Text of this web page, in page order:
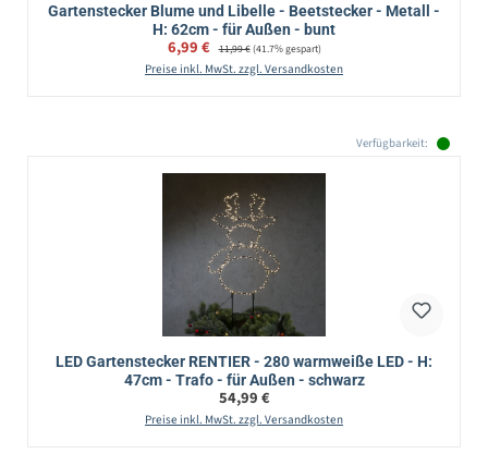
Gartenstecker Blume und Libelle - Beetstecker - Metall -
H: 62cm - für Außen - bunt
Verkaufspreis:
6,99 € Regulärer Preis:
11,99 €(41.7% gespart)
Preise inkl. MwSt. zzgl. Versandkosten
Verfügbarkeit:
LED Gartenstecker RENTIER - 280 warmweiße LED - H:
47cm - Trafo - für Außen - schwarz
Regulärer Preis:
54,99 €
Preise inkl. MwSt. zzgl. Versandkosten